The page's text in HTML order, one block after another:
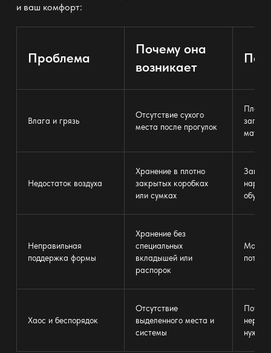
и ваш комфорт:
Проблема
Почему она
возникает
Влага и грязь
Отсутствие сухого
места после прогулок
запах,
Недостаток воздуха
Хранение в плотно
закрытых коробках
или сумках
обуви
Неправильная
поддержка формы
Хранение без
специальных
вкладышей или
распорок
Хаос и беспорядок
Отсутствие
выделенного места и
системы